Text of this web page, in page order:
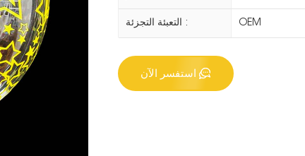
التعبئة التجزئة : OEM
استفسر الآن